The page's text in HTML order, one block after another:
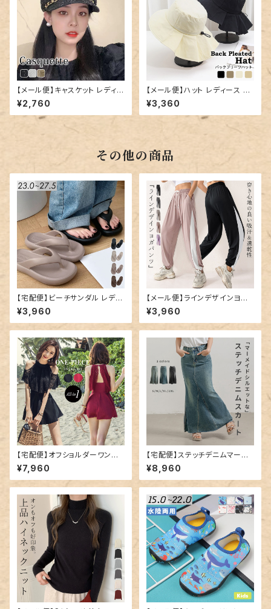
【メール便】キャスケット レディー
ス 帽子 キャップ ハット／hat32
7
¥2,760
【メール便】ハット レディース プ
リーツ ストラップ つば広／hat3
28
¥3,360
その他の商品
【宅配便】ビーチサンダル レディ
ース 厚底 軽量 サンダル／san
dal189
¥3,960
【メール便】ラインデザインヨガ
パンツ／yoga176
¥3,960
【宅配便】オフショルダーワンピ
ース／hys1768
¥7,960
【宅配便】ステッチデニムマーメ
イドスカート／skirt032
¥8,960